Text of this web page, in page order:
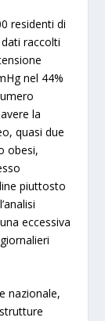
residenti di
raccolti
nel 44%
la
quasi due
obesi,
piuttosto
eccessiva
nazionale,